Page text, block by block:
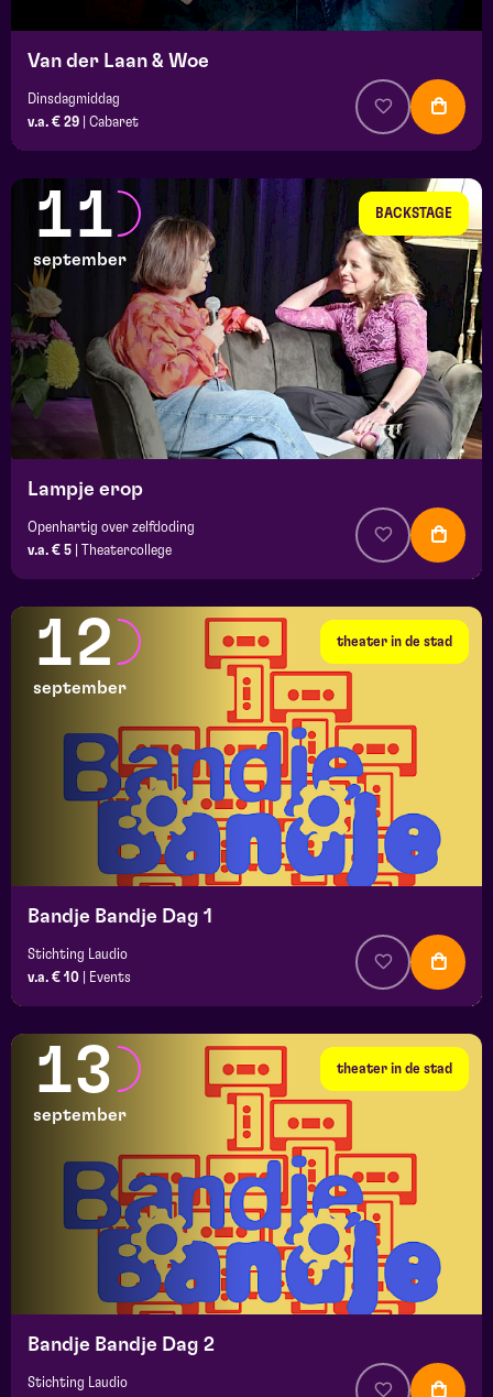
Van der Laan & Woe
Dinsdagmiddag
v.a. € 29
Cabaret
BACKSTAGE
11
september
Lampje erop
Openhartig over zelfdoding
v.a. € 5
Theatercollege
theater in de stad
12
september
Bandje Bandje Dag 1
Stichting Laudio
v.a. € 10
Events
theater in de stad
13
september
Bandje Bandje Dag 2
Stichting Laudio